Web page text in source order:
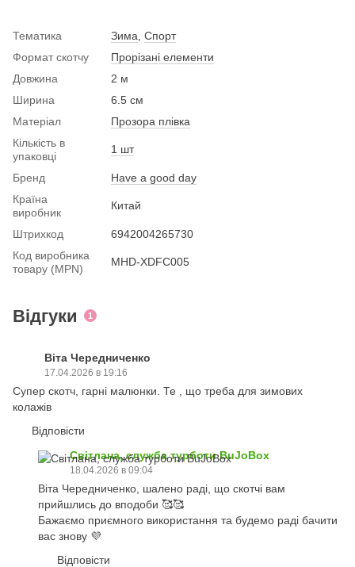
Тематика Зима Спорт
Формат скотчу
Прорізані елементи
Довжина
2 м
Ширина
6.5 см
Матеріал
Прозора плівка
Кількість в
упаковці
1 шт
Бренд
Have a good day
Країна
виробник
Китай
Штрихкод
6942004265730
Код виробника
товару (MPN)
MHD-XDFC005
Відгуки 1
Віта Чередниченко
17.04.2026 в 19:16
Супер скотч, гарні малюнки. Те , що треба для зимових
колажів
Відповісти
Світлана, служба турботи BuJoBox
18.04.2026 в 09:04
Віта Чередниченко, шалено раді, що скотчі вам
прийшлись до вподоби 🥰🥰
Бажаємо приємного використання та будемо раді бачити
вас знову 💜
Відповісти